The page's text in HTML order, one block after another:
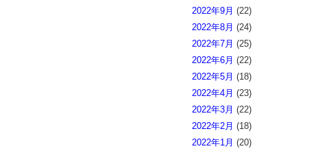
2022年9月 (22)
2022年8月 (24)
2022年7月 (25)
2022年6月 (22)
2022年5月 (18)
2022年4月 (23)
2022年3月 (22)
2022年2月 (18)
2022年1月 (20)